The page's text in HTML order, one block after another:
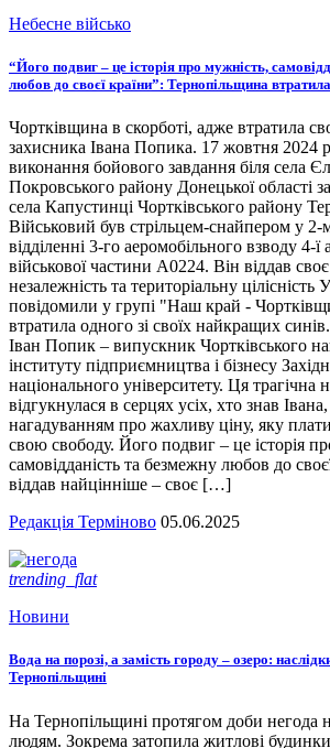
Небесне військо
“Його подвиг – це історія про мужність,
любов до своєї країни”: Тернопільщина
Чортківщина в скорботі, адже втратила
захисника Івана Попика. 17 жовтня 2024
виконання бойового завдання біля села
Покровського району Донецької області
села Капустинці Чортківського району
Військовий був стрільцем-снайпером у
відділенні 3-го аеромобільного взводу 4-ї
військової частини А0224. Він віддав
незалежність та територіальну
повідомили у групі "Наш край -
втратила одного зі своїх найкращих
Іван Попик – випускник Чортківського
інституту підприємництва і бізнесу
національного університету. Ця трагічна
відгукнулася в серцях усіх, хто знав
нагадуванням про жахливу ціну, яку
свою свободу. Його подвиг – це історія
самовідданість та безмежну любов до
віддав найцінніше – своє […]
Редакція Терміново 05.06.2025
trending_flat
Новини
Вода на порозі, а замість городу – озеро:
Тернопільщині
На Тернопільщині протягом доби негода
людям. Зокрема затопила житлові будинки,